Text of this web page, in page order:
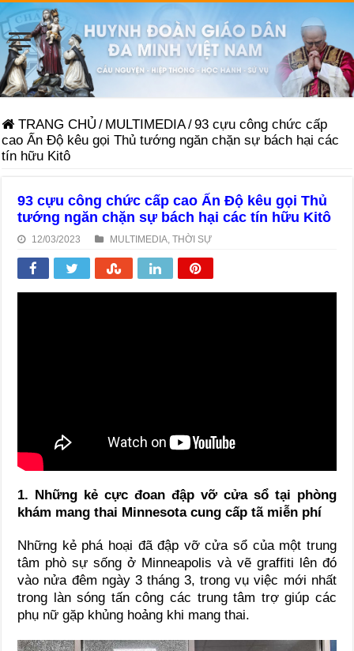
TRANG CHỦ / MULTIMEDIA/93 cựu công chức cấp
cao Ấn Độ kêu gọi Thủ tướng ngăn chặn sự bách hại các
tín hữu Kitô
93 cựu công chức cấp cao Ấn Độ kêu gọi Thủ
tướng ngăn chặn sự bách hại các tín hữu Kitô
12/03/2023 MULTIMEDIA ,THỜI SỰ
1. Những kẻ cực đoan đập vỡ cửa sổ tại phòng
khám mang thai Minnesota cung cấp tã miễn phí
Những kẻ phá hoại đã đập vỡ cửa sổ của một trung
tâm phò sự sống ở Minneapolis và vẽ graffiti lên đó
vào nửa đêm ngày 3 tháng 3, trong vụ việc mới nhất
trong làn sóng tấn công các trung tâm trợ giúp các
phụ nữ gặp khủng hoảng khi mang thai.